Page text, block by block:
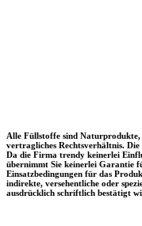
Alle Füllstoffe sind Naturprodukte,
vertragliches Rechtsverhältnis. Die
Da die Firma trendy keinerlei
übernimmt Sie keinerlei Garantie
Einsatzbedingungen für das
indirekte, versehentliche oder
ausdrücklich schriftlich bestätigt